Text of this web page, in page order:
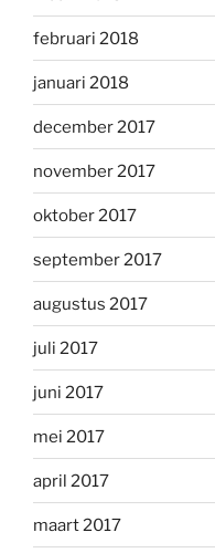
februari 2018
januari 2018
december 2017
november 2017
oktober 2017
september 2017
augustus 2017
juli 2017
juni 2017
mei 2017
april 2017
maart 2017